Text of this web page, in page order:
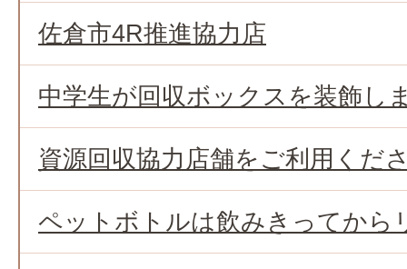
佐倉市4R推進協力店
中学生が回収ボックスを装飾し
資源回収協力店舗をご利用くだ
ペットボトルは飲みきってから